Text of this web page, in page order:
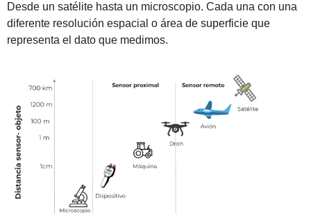
Desde un satélite hasta un microscopio. Cada una con una
diferente resolución espacial o área de superficie que
representa el dato que medimos.